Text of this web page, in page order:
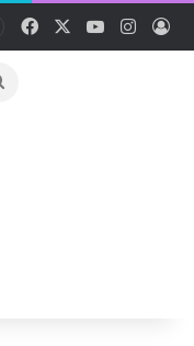
Facebook YouTube
Pretražite